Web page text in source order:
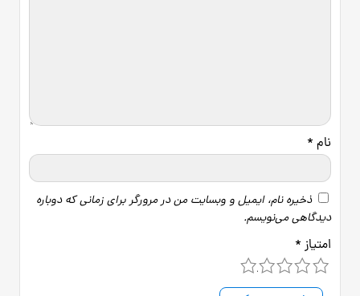
نام *
ذخیره نام، ایمیل و وبسایت من در مرورگر برای زمانی که دوباره
دیدگاهی می‌نویسم.
امتیاز *
4 3 2 1